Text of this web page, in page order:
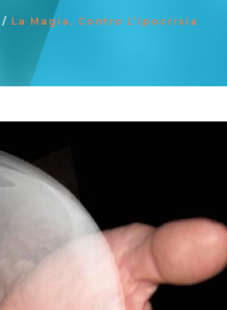
/ La Magia, Contro L’ipocrisia